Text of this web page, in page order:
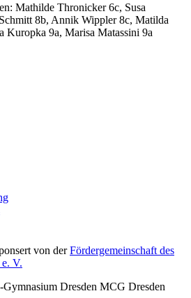
Mathilde Thronicker 6c, Susa
8b, Annik Wippler 8c, Matilda
Kuropka 9a, Marisa Matassini 9a
von derFördergemeinschaft des
V.
Dresden MCG Dresden